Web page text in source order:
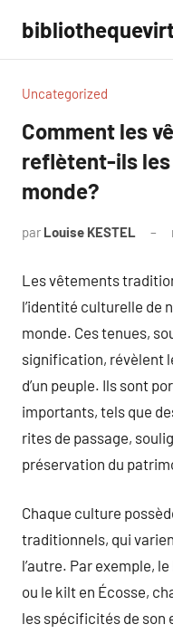
contenu
Uncategorized
Comment les
reflètent-ils
monde?
par Louise KESTEL
Les vêtements
l’identité culturelle de
monde. Ces tenues,
signification, révèlent
d’un peuple. Ils sont
importants, tels que
rites de passage,
préservation du
Chaque culture
traditionnels, qui
l’autre. Par exemple,
ou le kilt en Écosse,
les spécificités de son